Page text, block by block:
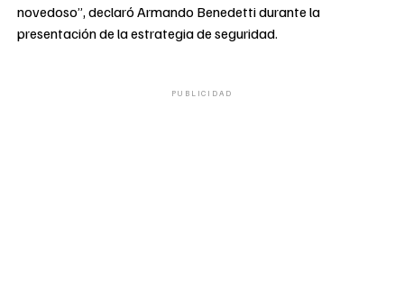
novedoso”, declaró Armando Benedetti durante la
presentación de la estrategia de seguridad.
PUBLICIDAD